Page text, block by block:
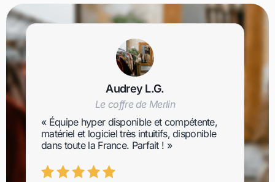
Audrey L.G.
Le coffre de Merlin
« Équipe hyper disponible et compétente,
matériel et logiciel très intuitifs, disponible
dans toute la France. Parfait ! »